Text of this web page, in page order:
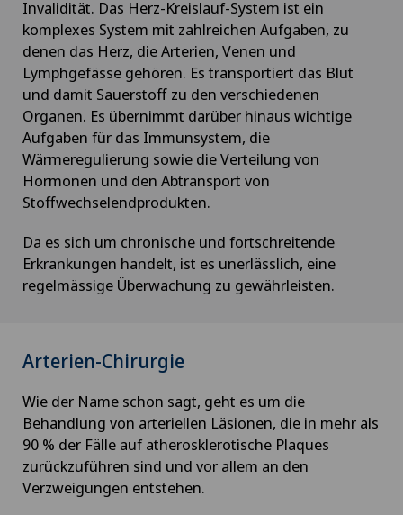
Invalidität. Das Herz-Kreislauf-System ist ein
komplexes System mit zahlreichen Aufgaben, zu
denen das Herz, die Arterien, Venen und
Lymphgefässe gehören. Es transportiert das Blut
und damit Sauerstoff zu den verschiedenen
Organen. Es übernimmt darüber hinaus wichtige
Aufgaben für das Immunsystem, die
Wärmeregulierung sowie die Verteilung von
Hormonen und den Abtransport von
Stoffwechselendprodukten.
Da es sich um chronische und fortschreitende
Erkrankungen handelt, ist es unerlässlich, eine
regelmässige Überwachung zu gewährleisten.
Arterien-Chirurgie
Wie der Name schon sagt, geht es um die
Behandlung von arteriellen Läsionen, die in mehr als
90 % der Fälle auf atherosklerotische Plaques
zurückzuführen sind und vor allem an den
Verzweigungen entstehen.